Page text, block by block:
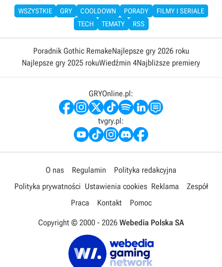
WSZYSTKIE GRY COOLDOWN PORADY
FILMY I SERIALE
TECH
TEMATY RSS
Poradnik Gothic RemakeNajlepsze gry 2026 roku
Najlepsze gry 2025 rokuWiedźmin 4Najbliższe premiery
GRYOnline.pl:
tvgry.pl:
O nas Regulamin
Polityka redakcyjna
Polityka prywatności Ustawienia cookies Reklama
Zespół
Praca
Kontakt Pomoc
Copyright © 2000 - 2026 Webedia Polska SA